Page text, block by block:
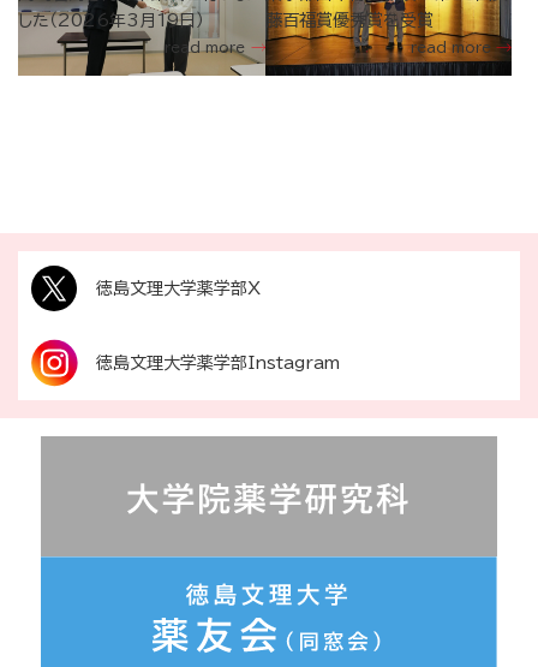
した（2026年3月19日）
read more
藤百福賞優秀賞を受賞
read more
徳島文理大学薬学部X
徳島文理大学薬学部Instagram